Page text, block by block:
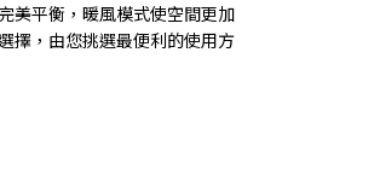
美平衡，暖風模式使空間更加
擇，由您挑選最便利的使用方